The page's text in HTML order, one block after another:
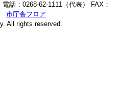
話：0268-62-1111（代表） FAX：
市庁舎フロア
All rights reserved.